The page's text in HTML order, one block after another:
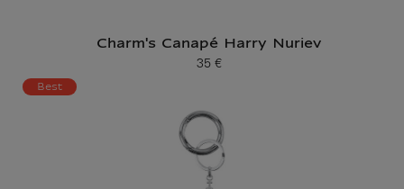
Charm's Canapé Harry Nuriev
Prix ​​actuel
35 €
Best